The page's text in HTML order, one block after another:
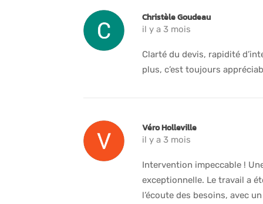
Christèle Goudeau
il y a 3 mois
Clarté du devis, rapidité
plus, c’est toujours
Véro Holleville
il y a 3 mois
Intervention impeccable !
exceptionnelle. Le travail a
l’écoute des besoins, avec